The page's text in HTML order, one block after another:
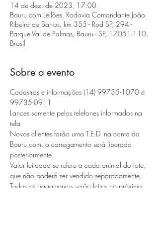
14 de dez. de 2023, 17:00
Bauru.com Leilões, Rodovia Comandante João
Ribeiro de Barros, km 355 - Rod SP, 294 -
Parque Val de Palmas, Bauru - SP, 17051-110,
Brasil
Sobre o evento
Cadastros e informações (14) 99735-1070 e
99735-0911
Lances somente pelos telefones informados na
tela
Novos clientes farão uma T.E.D. na conta da
Bauru.com, o carregamento será liberado
posteriormente.
Valor leiloado se refere a cada animal do lote,
que não poderá ser vendido separadamente.
Todos os pagamentos serão feitos no próximo